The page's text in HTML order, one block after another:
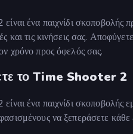
ένα παιχνίδι σκοποβολής
και τις κινήσεις σας.
χρόνο προς όφελός σας.
το Time Shooter 2
ένα παιχνίδι σκοποβολής
να ξεπεράσετε κάθε